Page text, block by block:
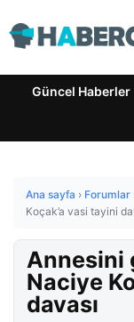
Güncel Haberler
Ana sayfa › Forumlar
Koçak’a vasi tayini
Annesini
Naciye
davası